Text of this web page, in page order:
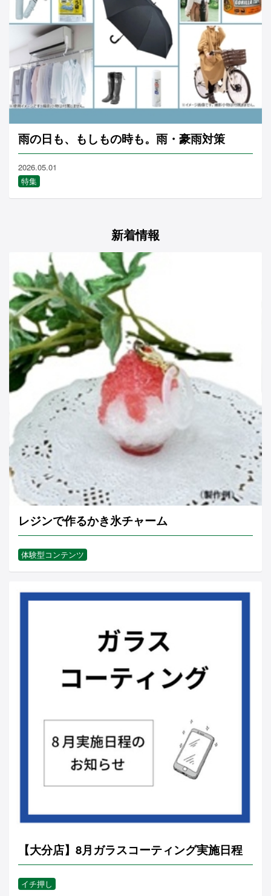
雨の日も、もしもの時も。雨・豪雨対策
2026.05.01
特集
新着情報
レジンで作るかき氷チャーム
体験型コンテンツ
【大分店】8月ガラスコーティング実施日程
イチ押し